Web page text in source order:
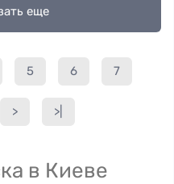
еще
5 6 7
> >|
в Киеве